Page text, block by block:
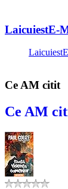
LaicuiestE-
Ce AM citit
Ce AM